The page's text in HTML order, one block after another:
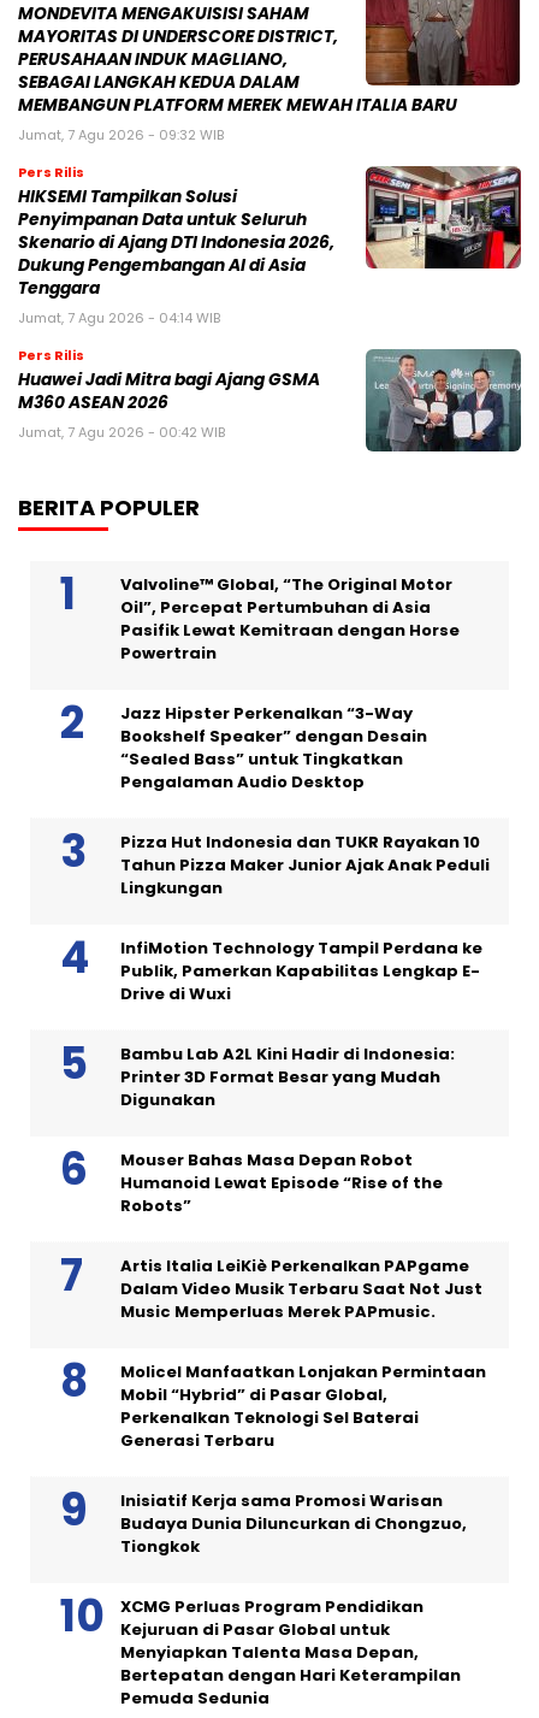
MONDEVITA MENGAKUISISI SAHAM
MAYORITAS DI UNDERSCORE DISTRICT,
PERUSAHAAN INDUK MAGLIANO,
SEBAGAI LANGKAH KEDUA DALAM
MEMBANGUN PLATFORM MEREK MEWAH ITALIA BARU
Jumat, 7 Agu 2026 - 09:32 WIB
Pers Rilis
HIKSEMI Tampilkan Solusi
Penyimpanan Data untuk Seluruh
Skenario di Ajang DTI Indonesia 2026,
Dukung Pengembangan AI di Asia
Tenggara
Jumat, 7 Agu 2026 - 04:14 WIB
Pers Rilis
Huawei Jadi Mitra bagi Ajang GSMA
M360 ASEAN 2026
Jumat, 7 Agu 2026 - 00:42 WIB
BERITA POPULER
Valvoline™ Global, “The Original Motor
Oil”, Percepat Pertumbuhan di Asia
Pasifik Lewat Kemitraan dengan Horse
Powertrain
Jazz Hipster Perkenalkan “3-Way
Bookshelf Speaker” dengan Desain
“Sealed Bass” untuk Tingkatkan
Pengalaman Audio Desktop
Pizza Hut Indonesia dan TUKR Rayakan 10
Tahun Pizza Maker Junior Ajak Anak Peduli
Lingkungan
InfiMotion Technology Tampil Perdana ke
Publik, Pamerkan Kapabilitas Lengkap E-
Drive di Wuxi
Bambu Lab A2L Kini Hadir di Indonesia:
Printer 3D Format Besar yang Mudah
Digunakan
Mouser Bahas Masa Depan Robot
Humanoid Lewat Episode “Rise of the
Robots”
Artis Italia LeiKiè Perkenalkan PAPgame
Dalam Video Musik Terbaru Saat Not Just
Music Memperluas Merek PAPmusic.
Molicel Manfaatkan Lonjakan Permintaan
Mobil “Hybrid” di Pasar Global,
Perkenalkan Teknologi Sel Baterai
Generasi Terbaru
Inisiatif Kerja sama Promosi Warisan
Budaya Dunia Diluncurkan di Chongzuo,
Tiongkok
XCMG Perluas Program Pendidikan
Kejuruan di Pasar Global untuk
Menyiapkan Talenta Masa Depan,
Bertepatan dengan Hari Keterampilan
Pemuda Sedunia